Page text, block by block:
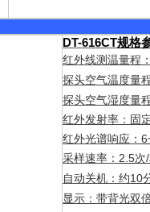
DT-616CT规格
红外线测温量程
探头空气温度量
探头空气湿度量
红外发射率：固
红外光谱响应：
采样速率： 2.5次/
自动关机：约10
显示：带背光双